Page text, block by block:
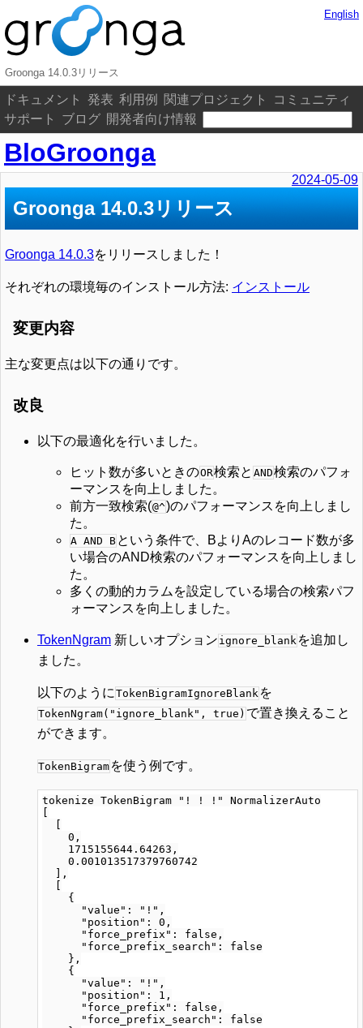
Groonga 14.0.3リリース
ドキュメント 発表 利用例 関連プロジェクト
コミュニティ
サポート
ブログ 開発者向け情報
English
BloGroonga
2024-05-09
Groonga 14.0.3リリース
Groonga 14.0.3をリリースしました！
それぞれの環境毎のインストール方法: インストール
変更内容
主な変更点は以下の通りです。
改良
以下の最適化を行いました。
ヒット数が多いときのOR検索と AND検索のパフォ
ーマンスを向上しました。
前方一致検索(@^)のパフォーマンスを向上しまし
た。
A AND B という条件で、BよりAのレコード数が多
い場合のAND検索のパフォーマンスを向上しまし
た。
多くの動的カラムを設定している場合の検索パフ
ォーマンスを向上しました。
TokenNgram 新しいオプション ignore_blank を追加し
ました。
以下のように TokenBigramIgnoreBlank を
TokenNgram("ignore_blank", true) で置き換えること
ができます。
TokenBigram を使う例です。
tokenize TokenBigram "! ! !" NormalizerAuto
    0,
    1715155644.64263,
    0.001013517379760742
  ],
    {
      "value": "!",
      "position": 0,
      "force_prefix": false,
      "force_prefix_search": false
    },
    {
      "value": "!",
      "position": 1,
      "force_prefix": false,
      "force_prefix_search": false